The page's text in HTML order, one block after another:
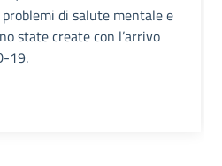
di salute mentale e
state create con l’arrivo
19.